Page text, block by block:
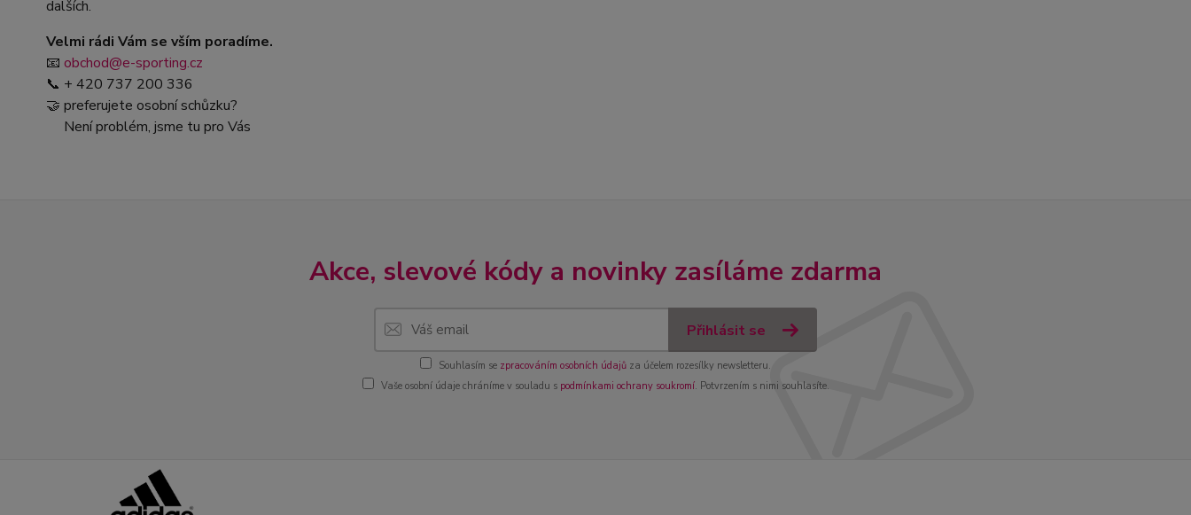
dalších.
Velmi rádi Vám se vším poradíme.
📧 obchod@e-sporting.cz
📞 + 420 737 200 336
🤝 preferujete osobní schůzku?
Není problém, jsme tu pro Vás
Akce, slevové kódy a novinky zasíláme zdarma
Přihlásit se
Souhlasím se zpracováním osobních údajů za účelem rozesílky newsletteru.
Vaše osobní údaje chráníme v souladu s podmínkami ochrany soukromí. Potvrzením s nimi souhlasíte.